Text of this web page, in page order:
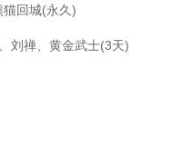
回城(永久)
刘禅、黄金武士(3天)